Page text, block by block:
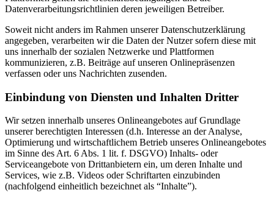
Datenverarbeitungsrichtlinien deren jeweiligen Betreiber.
Soweit nicht anders im Rahmen unserer Datenschutzerklärung
angegeben, verarbeiten wir die Daten der Nutzer sofern diese mit
uns innerhalb der sozialen Netzwerke und Plattformen
kommunizieren, z.B. Beiträge auf unseren Onlinepräsenzen
verfassen oder uns Nachrichten zusenden.
Einbindung von Diensten und Inhalten Dritter
Wir setzen innerhalb unseres Onlineangebotes auf Grundlage
unserer berechtigten Interessen (d.h. Interesse an der Analyse,
Optimierung und wirtschaftlichem Betrieb unseres Onlineangebotes
im Sinne des Art. 6 Abs. 1 lit. f. DSGVO) Inhalts- oder
Serviceangebote von Drittanbietern ein, um deren Inhalte und
Services, wie z.B. Videos oder Schriftarten einzubinden
(nachfolgend einheitlich bezeichnet als “Inhalte”).